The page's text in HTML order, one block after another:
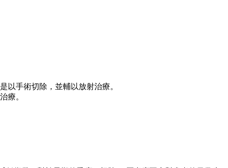
以手術切除，並輔以放射治療。
療。